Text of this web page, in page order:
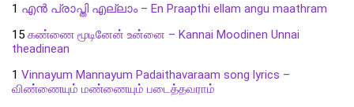
1 എൻ പ്രാപ്തി എല്ലാം – En Praapthi ellam angu maathram
15 கண்ணை மூடினேன் உன்னை – Kannai Moodinen Unnai
theadinean
1 Vinnayum Mannayum Padaithavaraam song lyrics –
விண்ணையும் மண்ணையும் படைத்தவராம்